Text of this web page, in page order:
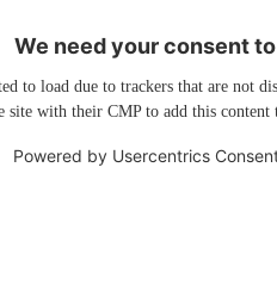
We need your consent
to load due to trackers that are not
site with their CMP to add this content
Powered by Usercentrics